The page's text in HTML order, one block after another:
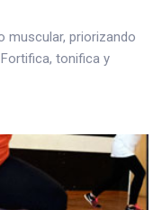
muscular, priorizando
tonifica y